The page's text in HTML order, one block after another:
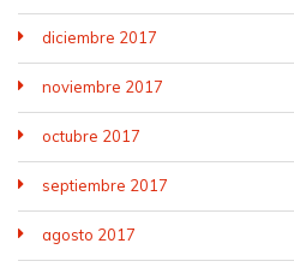
diciembre 2017
noviembre 2017
octubre 2017
septiembre 2017
agosto 2017